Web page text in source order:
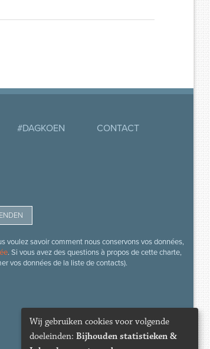
#DAGKOEN CONTACT
voulez savoir comment nous conservons vos données,
. Si vous avez des questions à propos de cette charte,
vos données de la liste de contacts).
Wij gebruiken cookies voor volgende
doeleinden: Bijhouden statistieken &